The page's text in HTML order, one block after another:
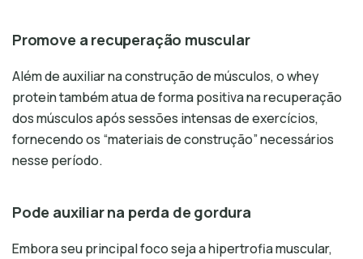
Promove a recuperação muscular
Além de auxiliar na construção de músculos, o whey
protein também atua de forma positiva na recuperação
dos músculos após sessões intensas de exercícios,
fornecendo os “materiais de construção” necessários
nesse período.
Pode auxiliar na perda de gordura
Embora seu principal foco seja a hipertrofia muscular,